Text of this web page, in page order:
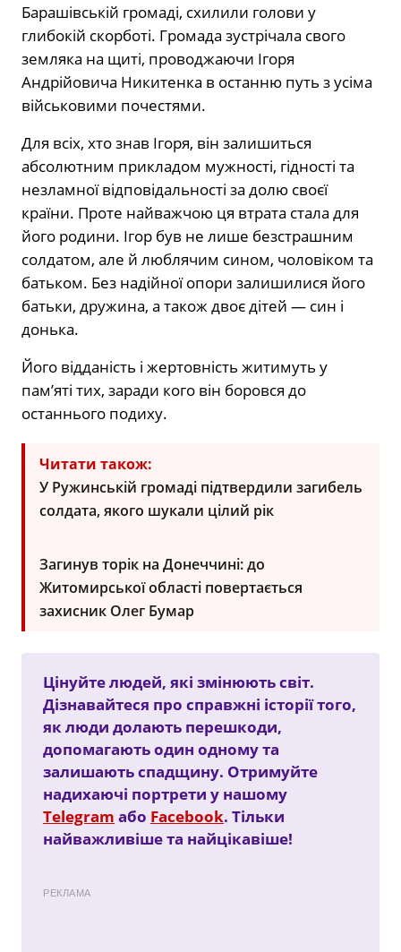
Барашівській громаді, схилили голови у
глибокій скорботі. Громада зустрічала свого
земляка на щиті, проводжаючи Ігоря
Андрійовича Никитенка в останню путь з усіма
військовими почестями.
Для всіх, хто знав Ігоря, він залишиться
абсолютним прикладом мужності, гідності та
незламної відповідальності за долю своєї
країни. Проте найважчою ця втрата стала для
його родини. Ігор був не лише безстрашним
солдатом, але й люблячим сином, чоловіком та
батьком. Без надійної опори залишилися його
батьки, дружина, а також двоє дітей — син і
донька.
Його відданість і жертовність житимуть у
пам’яті тих, заради кого він боровся до
останнього подиху.
Читати також:
У Ружинській громаді підтвердили загибель
солдата, якого шукали цілий рік
Загинув торік на Донеччині: до
Житомирської області повертається
захисник Олег Бумар
Цінуйте людей, які змінюють світ.
Дізнавайтеся про справжні історії того,
як люди долають перешкоди,
допомагають один одному та
залишають спадщину. Отримуйте
надихаючі портрети у нашому
Telegram або Facebook. Тільки
найважливіше та найцікавіше!
РЕКЛАМА